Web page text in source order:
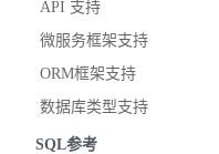
API 支持
微服务框架支持
ORM框架支持
数据库类型支持
SQL参考